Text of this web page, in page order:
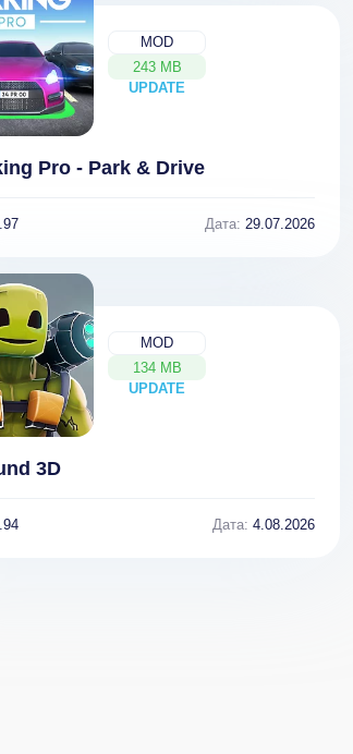
MOD
243 MB
UPDATE
NEW
Pro - Park & Drive
Дата: 29.07.2026
MOD
134 MB
UPDATE
NEW
3D
Дата: 4.08.2026